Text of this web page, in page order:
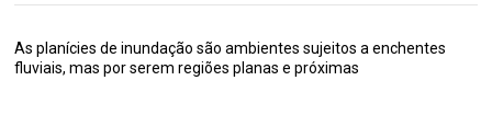
As planícies de inundação são ambientes sujeitos a enchentes
fluviais, mas por serem regiões planas e próximas